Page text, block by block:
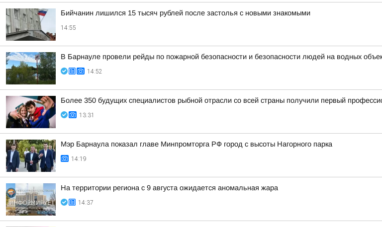
Бийчанин лишился 15 тысяч рублей после застолья с новыми знакомыми
14:55
В Барнауле провели рейды по пожарной безопасности и безопасности людей на водных
14:52
Более 350 будущих специалистов рыбной отрасли со всей страны получили первый
13:31
Мэр Барнаула показал главе Минпромторга РФ город с высоты Нагорного парка
14:19
На территории региона с 9 августа ожидается аномальная жара
14:37